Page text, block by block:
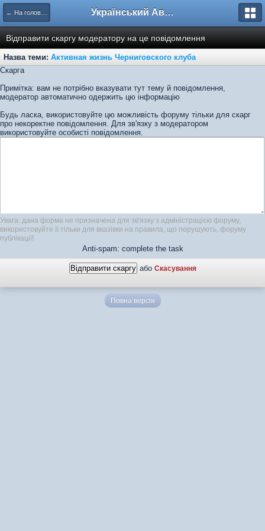
← На головну Український Автоклуб ВАЗ
Відправити скаргу модератору на це повідомлення
Назва теми: Активная жизнь Черниговского клуба
Скарга
Примітка: вам не потрібно вказувати тут тему й повідомлення,
модератор автоматично одержить цю інформацію
Будь ласка, використовуйте цю можливість форуму тільки для скарг
про некоректне повідомлення. Для зв'язку з модератором
використовуйте особисті повідомлення.
Увага: дана форма не призначена для зв'язку з адміністрацією форуму,
використовуйте її тільки для вказівки на правила, що порушують, форуму
публікації!
Anti-spam: complete the task
або Скасування
Повна версія